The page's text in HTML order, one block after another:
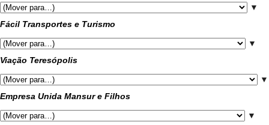
▼
Fácil Transportes e Turismo
▼
Viação Teresópolis
▼
Empresa Unida Mansur e Filhos
▼